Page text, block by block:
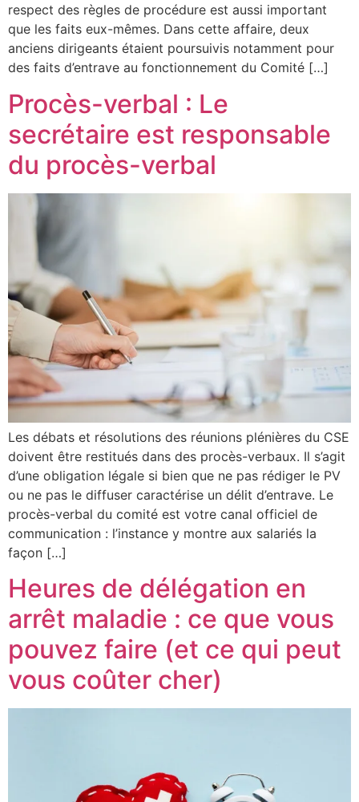
respect des règles de procédure est aussi important
que les faits eux-mêmes. Dans cette affaire, deux
anciens dirigeants étaient poursuivis notamment pour
des faits d’entrave au fonctionnement du Comité […]
Procès-verbal : Le
secrétaire est responsable
du procès-verbal
Les débats et résolutions des réunions plénières du CSE
doivent être restitués dans des procès-verbaux. Il s’agit
d’une obligation légale si bien que ne pas rédiger le PV
ou ne pas le diffuser caractérise un délit d’entrave. Le
procès-verbal du comité est votre canal officiel de
communication : l’instance y montre aux salariés la
façon […]
Heures de délégation en
arrêt maladie : ce que vous
pouvez faire (et ce qui peut
vous coûter cher)